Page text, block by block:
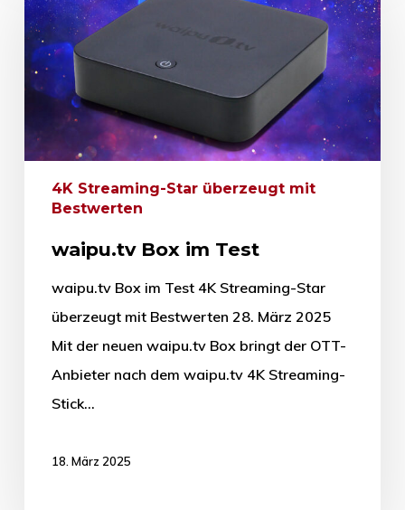
4K Streaming-Star überzeugt mit
Bestwerten
waipu.tv Box im Test
waipu.tv Box im Test 4K Streaming-Star
überzeugt mit Bestwerten 28. März 2025
Mit der neuen waipu.tv Box bringt der OTT-
Anbieter nach dem waipu.tv 4K Streaming-
Stick…
18. März 2025